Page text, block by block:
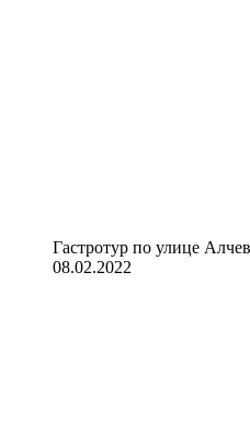
Гастротур по улице
08.02.2022